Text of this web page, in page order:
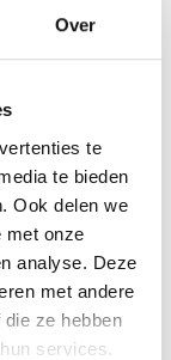
Over
te
te bieden
Ook delen we
met onze
analyse. Deze
met andere
ze hebben
services.